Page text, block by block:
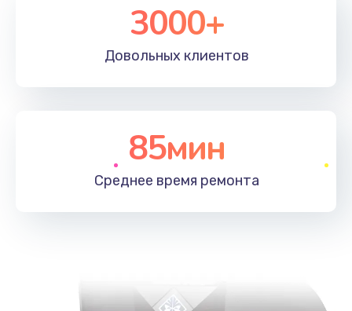
3000+
Довольных клиентов
85мин
Среднее время ремонта